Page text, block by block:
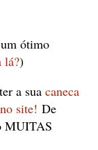
ótimo
lá?)
a sua caneca
site! De
MUITAS